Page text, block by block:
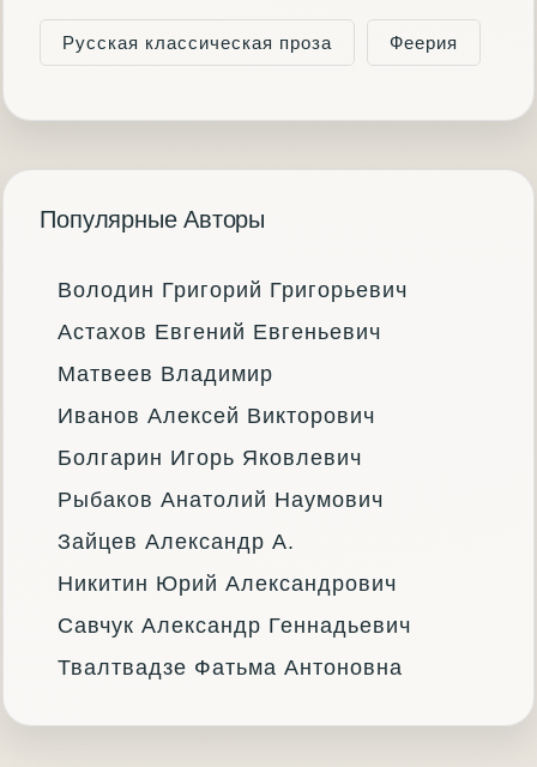
Русская классическая проза Феерия
Популярные Авторы
Володин Григорий Григорьевич
Астахов Евгений Евгеньевич
Матвеев Владимир
Иванов Алексей Викторович
Болгарин Игорь Яковлевич
Рыбаков Анатолий Наумович
Зайцев Александр А.
Никитин Юрий Александрович
Савчук Александр Геннадьевич
Твалтвадзе Фатьма Антоновна